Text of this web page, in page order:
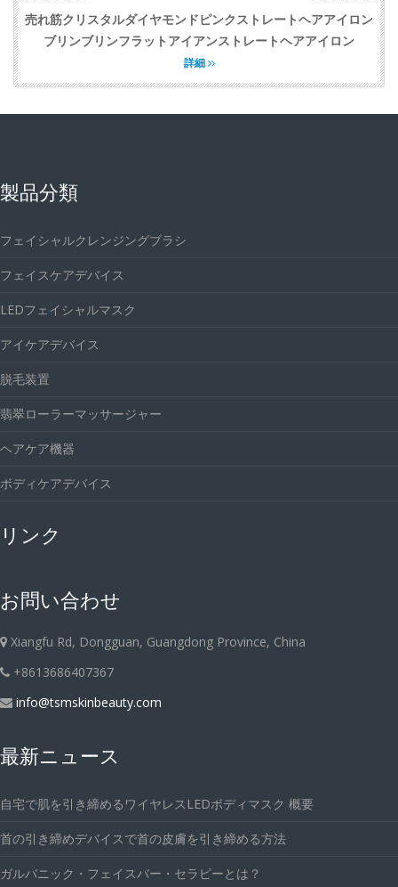
売れ筋クリスタルダイヤモンドピンクストレートヘアアイロン
ブリンブリンフラットアイアンストレートヘアアイロン
詳細
製品分類
フェイシャルクレンジングブラシ
フェイスケアデバイス
LEDフェイシャルマスク
アイケアデバイス
脱毛装置
翡翠ローラーマッサージャー
ヘアケア機器
ボディケアデバイス
リンク
お問い合わせ
Xiangfu Rd, Dongguan, Guangdong Province, China
+8613686407367
info@tsmskinbeauty.com
最新ニュース
自宅で肌を引き締めるワイヤレスLEDボディマスク 概要
首の引き締めデバイスで首の皮膚を引き締める方法
ガルバニック・フェイスバー・セラピーとは？